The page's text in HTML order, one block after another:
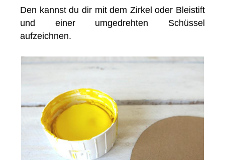
Den kannst du dir mit dem Zirkel oder Bleistift
und einer umgedrehten Schüssel
aufzeichnen.